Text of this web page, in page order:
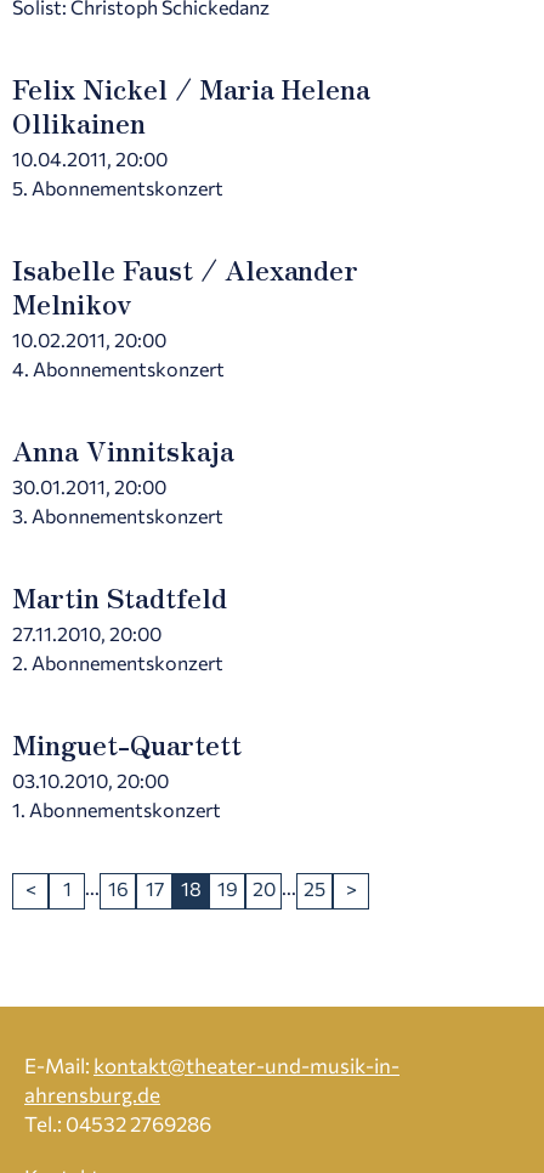
Solist: Christoph Schickedanz
Felix Nickel / Maria Helena
Ollikainen
10.04.2011, 20:00
5. Abonnementskonzert
Isabelle Faust / Alexander
Melnikov
10.02.2011, 20:00
4. Abonnementskonzert
Anna Vinnitskaja
30.01.2011, 20:00
3. Abonnementskonzert
Martin Stadtfeld
27.11.2010, 20:00
2. Abonnementskonzert
Minguet-Quartett
03.10.2010, 20:00
1. Abonnementskonzert
< 1 ... 16 17 18 19 20 ... 25 >
E-Mail: kontakt@theater-und-musik-in-
ahrensburg.de
Tel.: 04532 2769286